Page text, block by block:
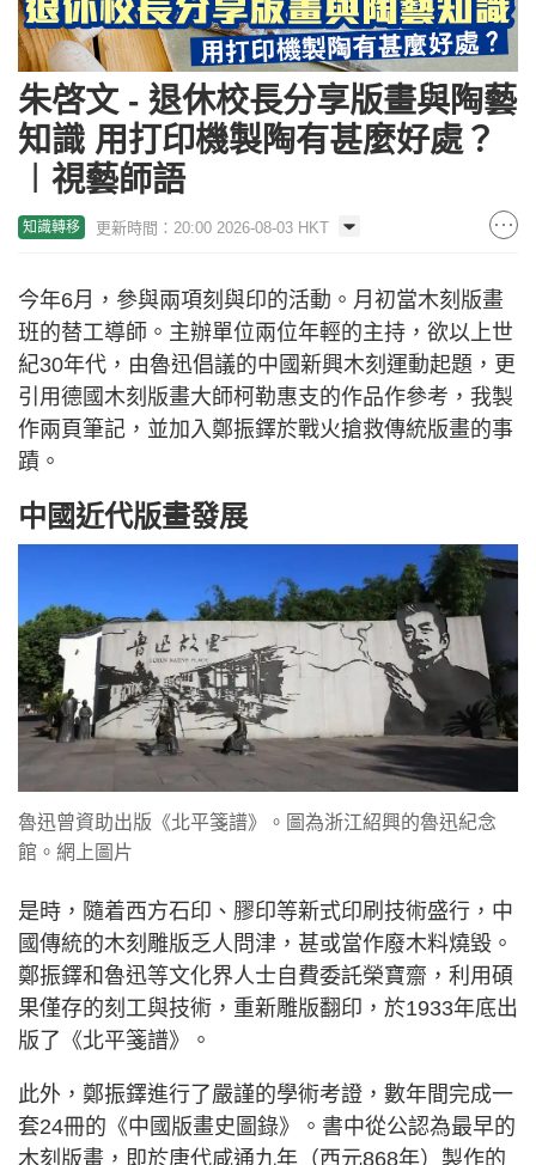
朱啓文 - 退休校長分享版畫與陶藝
知識 用打印機製陶有甚麼好處？
︱視藝師語
知識轉移 更新時間：20:00 2026-08-03 HKT
今年6月，參與兩項刻與印的活動。月初當木刻版畫
班的替工導師。主辦單位兩位年輕的主持，欲以上世
紀30年代，由魯迅倡議的中國新興木刻運動起題，更
引用德國木刻版畫大師柯勒惠支的作品作參考，我製
作兩頁筆記，並加入鄭振鐸於戰火搶救傳統版畫的事
蹟。
中國近代版畫發展
魯迅曾資助出版《北平箋譜》。圖為浙江紹興的魯迅紀念
館。網上圖片
是時，隨着西方石印、膠印等新式印刷技術盛行，中
國傳統的木刻雕版乏人問津，甚或當作廢木料燒毀。
鄭振鐸和魯迅等文化界人士自費委託榮寶齋，利用碩
果僅存的刻工與技術，重新雕版翻印，於1933年底出
版了《北平箋譜》。
此外，鄭振鐸進行了嚴謹的學術考證，數年間完成一
套24冊的《中國版畫史圖錄》。書中從公認為最早的
木刻版畫，即於唐代咸通九年（西元868年）製作的